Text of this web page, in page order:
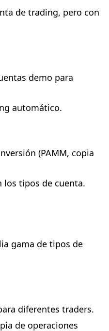
de trading, pero con
demo para
automático.
(PAMM, copia
los tipos de cuenta.
gama de tipos de
diferentes traders.
de operaciones